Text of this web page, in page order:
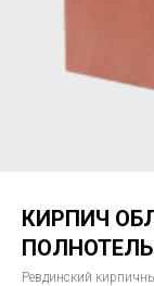
КИРПИЧ
Ревдинский